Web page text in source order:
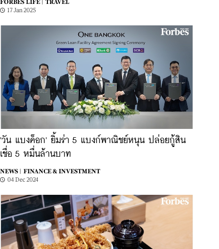
FORBES LIFE |
TRAVEL
17 Jan 2025
'วัน แบงค็อก' ยิ้มร่า 5 แบงก์พาณิชย์หนุน ปล่อยกู้สิน
เชื่อ 5 หมื่นล้านบาท
NEWS |
FINANCE & INVESTMENT
04 Dec 2024